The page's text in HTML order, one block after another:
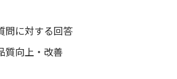
問に対する回答
質向上・改善